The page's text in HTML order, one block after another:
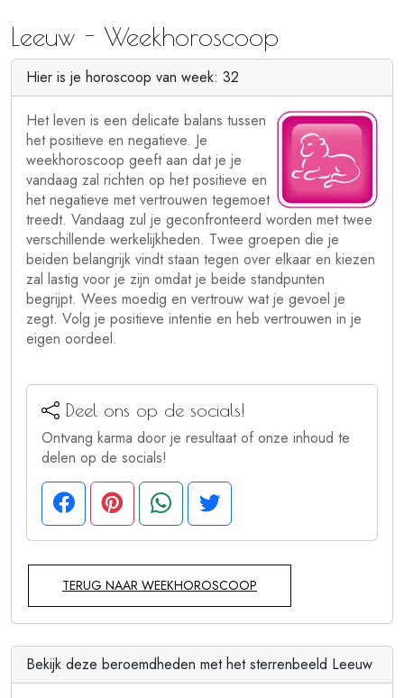
Leeuw - Weekhoroscoop
Hier is je horoscoop van week: 32
Het leven is een delicate balans tussen
het positieve en negatieve. Je
weekhoroscoop geeft aan dat je je
vandaag zal richten op het positieve en
het negatieve met vertrouwen tegemoet
treedt. Vandaag zul je geconfronteerd worden met twee
verschillende werkelijkheden. Twee groepen die je
beiden belangrijk vindt staan tegen over elkaar en kiezen
zal lastig voor je zijn omdat je beide standpunten
begrijpt. Wees moedig en vertrouw wat je gevoel je
zegt. Volg je positieve intentie en heb vertrouwen in je
eigen oordeel.
Deel ons op de socials!
Ontvang karma door je resultaat of onze inhoud te
delen op de socials!
TERUG NAAR WEEKHOROSCOOP
Bekijk deze beroemdheden met het sterrenbeeld Leeuw